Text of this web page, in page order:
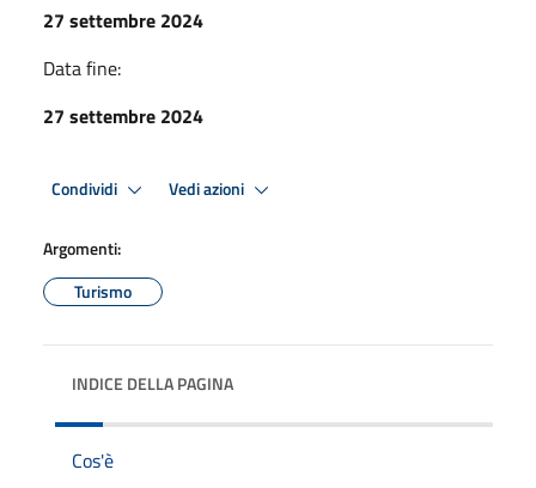
27 settembre 2024
Data fine:
27 settembre 2024
Condividi Vedi azioni
Argomenti:
Turismo
INDICE DELLA PAGINA
Cos'è